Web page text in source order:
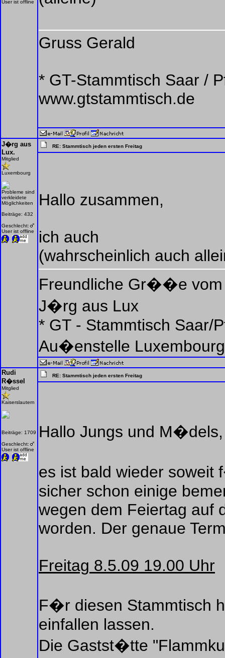
User ist offline
Gruss Gerald
* GT-Stammtisch Saar /
www.gtstammtisch.de
J�rg aus
Lux.
Mitglied
Luxembourg
Probleme sind
verkleidete
Möglichkeiten
Beiträge: 432
Geschlecht:
User ist offline
RE: Stammtisch jeden ersten Freitag
Hallo zusammen,
ich auch
(wahrscheinlich auch
Freundliche Gr��e vom
J�rg aus Lux
* GT - Stammtisch Saar/
Au�enstelle Luxembourg
Rudi
R�ssel
Mitglied
Kaiserslautern
Beiträge: 1709
Geschlecht:
User ist offline
RE: Stammtisch jeden ersten Freitag
Hallo Jungs und M�dels,
es ist bald wieder
sicher schon einige
wegen dem Feiertag auf
worden. Der genaue
Freitag 8.5.09 19.00 Uhr
F�r diesen Stammtisch
einfallen lassen.
Die Gastst�tte